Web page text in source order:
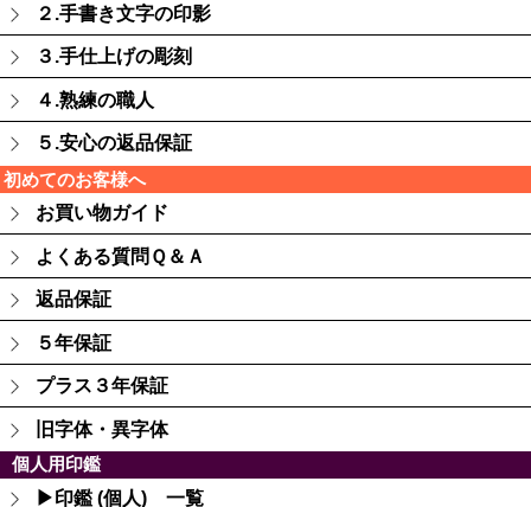
２.手書き文字の印影
３.手仕上げの彫刻
４.熟練の職人
５.安心の返品保証
初めてのお客様へ
お買い物ガイド
よくある質問Ｑ＆Ａ
返品保証
５年保証
プラス３年保証
旧字体・異字体
個人用印鑑
▶印鑑 (個人) 一覧